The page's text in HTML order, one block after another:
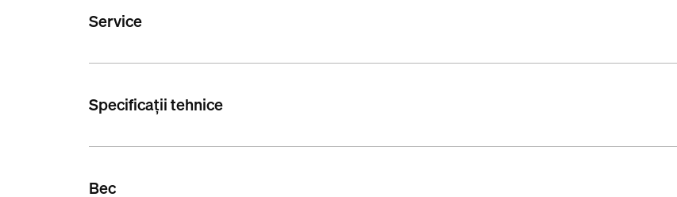
Service
Specificații tehnice
Bec